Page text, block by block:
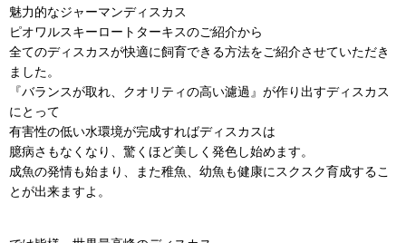
魅力的なジャーマンディスカス
ピオワルスキーロートターキスのご紹介から
全てのディスカスが快適に飼育できる方法をご紹介させていただき
ました。
『バランスが取れ、クオリティの高い濾過』が作り出すディスカス
にとって
有害性の低い水環境が完成すればディスカスは
臆病さもなくなり、驚くほど美しく発色し始めます。
成魚の発情も始まり、また稚魚、幼魚も健康にスクスク育成するこ
とが出来ますよ。